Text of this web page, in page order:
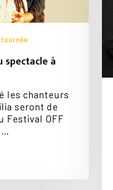
spectacle à
les chanteurs
seront de
Festival OFF